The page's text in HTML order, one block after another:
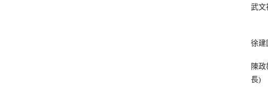
武文
徐建
陳
長)